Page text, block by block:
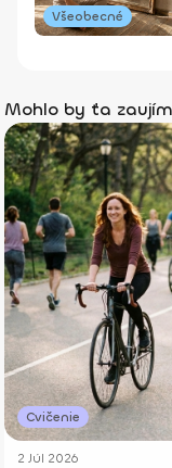
Všeobecné
Mohlo by ťa
Cvičenie
2 Júl 2026